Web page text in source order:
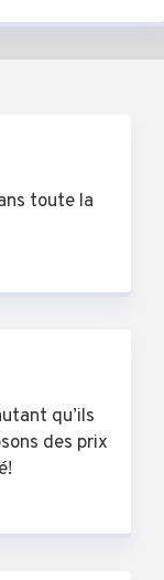
toute la
qu’ils
des prix